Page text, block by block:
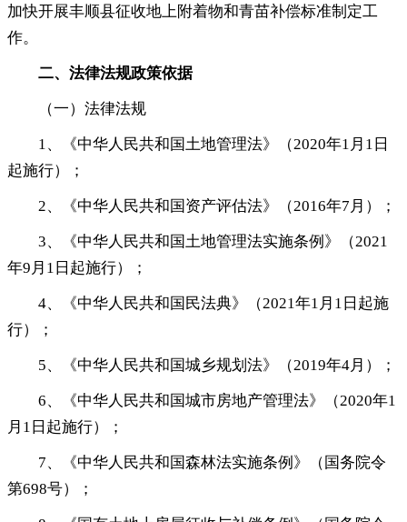
加快开展丰顺县征收地上附着物和青苗补偿标准制定工
作。
二、 法律法规政策依据
（一）法律法规
1、《中华人民共和国土地管理法》（2020年1月1日
起施行）
；
2、《中华人民共和国资产评估法》（2016年7月） ；
3、《中华人民共和国土地管理法实施条例》（2021
年9月1日起施行）
；
4、《中华人民共和国民法典》（2021年1月1日起施
行）
；
5、《中华人民共和国城乡规划法》（2019年4月） ；
6、《中华人民共和国城市房地产管理法》（2020年1
月1日起施行）
；
7、《中华人民共和国森林法实施条例》（国务院令
第698号）
；